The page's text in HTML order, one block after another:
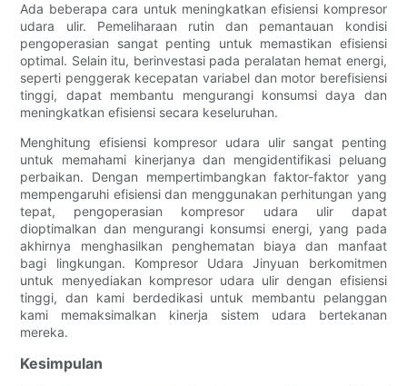
Ada beberapa cara untuk meningkatkan efisiensi kompresor
udara ulir. Pemeliharaan rutin dan pemantauan kondisi
pengoperasian sangat penting untuk memastikan efisiensi
optimal. Selain itu, berinvestasi pada peralatan hemat energi,
seperti penggerak kecepatan variabel dan motor berefisiensi
tinggi, dapat membantu mengurangi konsumsi daya dan
meningkatkan efisiensi secara keseluruhan.
Menghitung efisiensi kompresor udara ulir sangat penting
untuk memahami kinerjanya dan mengidentifikasi peluang
perbaikan. Dengan mempertimbangkan faktor-faktor yang
mempengaruhi efisiensi dan menggunakan perhitungan yang
tepat, pengoperasian kompresor udara ulir dapat
dioptimalkan dan mengurangi konsumsi energi, yang pada
akhirnya menghasilkan penghematan biaya dan manfaat
bagi lingkungan. Kompresor Udara Jinyuan berkomitmen
untuk menyediakan kompresor udara ulir dengan efisiensi
tinggi, dan kami berdedikasi untuk membantu pelanggan
kami memaksimalkan kinerja sistem udara bertekanan
mereka.
Kesimpulan